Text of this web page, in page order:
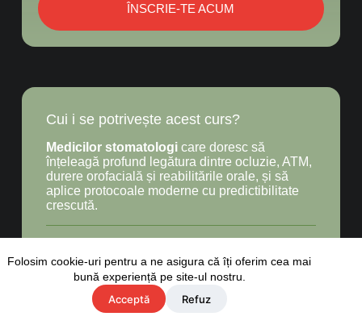
Folosim cookie-uri pentru a ne asigura că îți oferim cea mai
bună experiență pe site-ul nostru.
Acceptă
Refuz
ÎNSCRIE-TE ACUM
Cui i se potrivește acest curs?
Medicilor stomatologi care doresc să
înțeleagă profund legătura dintre ocluzie, ATM,
durere orofacială și reabilitările orale, și să
aplice protocoale moderne cu predictibilitate
crescută.
consolideze baza practică și să capete
încredere în evaluarea ATM, stabilirea
verticalei, mock-up și preparări ghidate.